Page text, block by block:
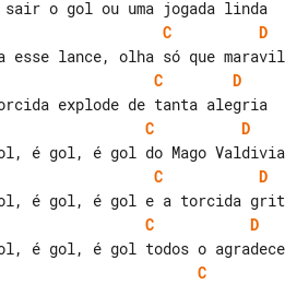
C
D
C
D
C
D
C
D
C
D
C